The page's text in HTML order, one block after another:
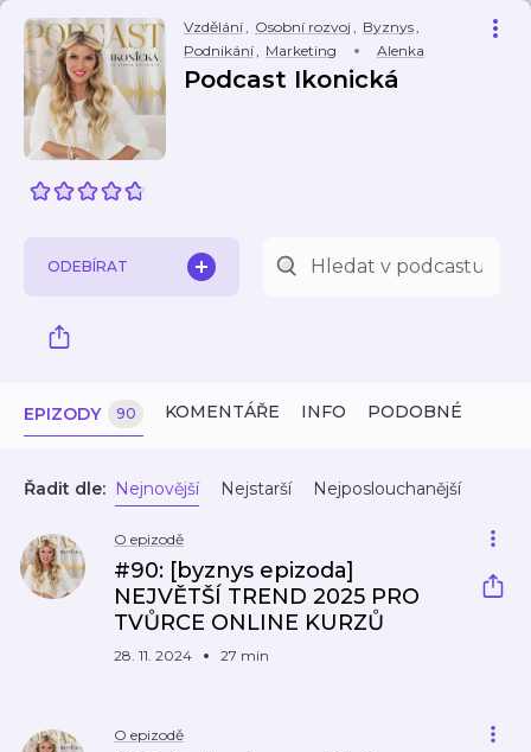
Vzdělání, Osobní rozvoj , Byznys,
Podnikání, Marketing Alenka
Podcast Ikonická
ODEBÍRAT
EPIZODY 90 KOMENTÁŘE INFO PODOBNÉ
Řadit dle: Nejnovější Nejstarší Nejposlouchanější
O epizodě
#90: [byznys epizoda]
NEJVĚTŠÍ TREND 2025 PRO
TVŮRCE ONLINE KURZŮ
28. 11. 2024 27 min
O epizodě